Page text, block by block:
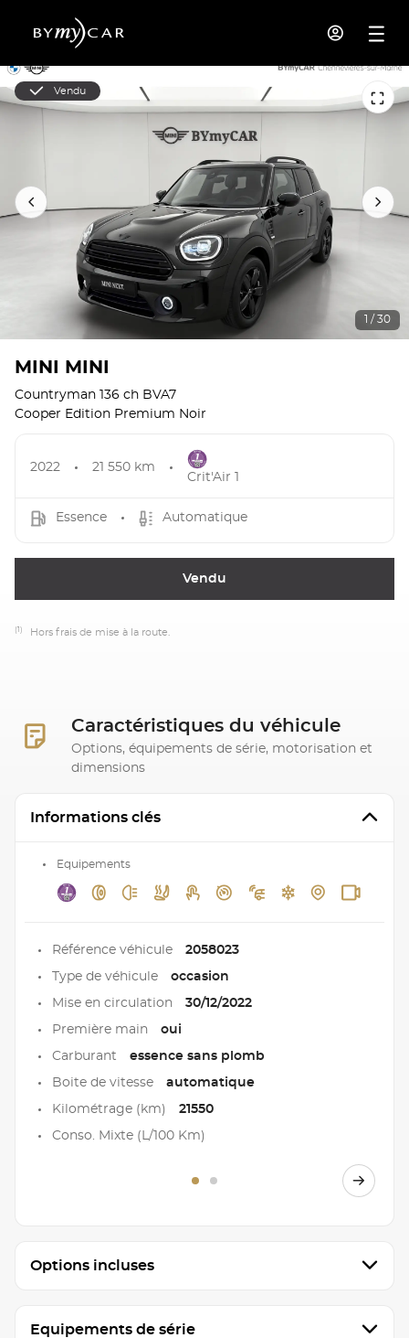
Vendu
1 / 30
MINI MINI
Countryman 136 ch BVA7
Cooper Edition Premium Noir
2022 21 550 km
Crit'Air 1
Essence Automatique
Vendu
(1) Hors frais de mise à la route.
Caractéristiques du véhicule
Options, équipements de série, motorisation et
dimensions
Informations clés
Equipements
Référence véhicule 2058023
Type de véhicule occasion
Mise en circulation 30/12/2022
Première main oui
Carburant essence sans plomb
Boite de vitesse automatique
Kilométrage (km) 21550
Conso. Mixte (L/100 Km)
Options incluses
Equipements de série